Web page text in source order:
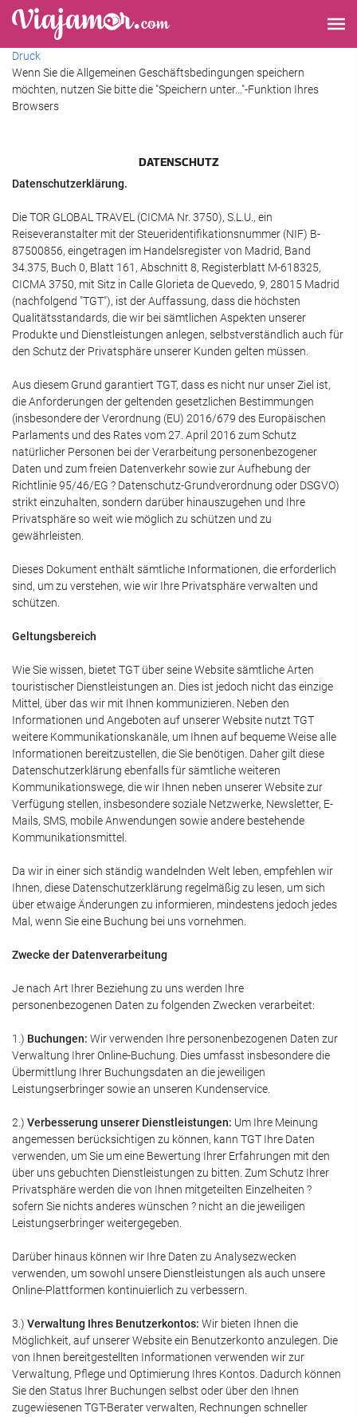
Druck
Wenn Sie die Allgemeinen Geschäftsbedingungen speichern
möchten, nutzen Sie bitte die "Speichern unter..."-Funktion Ihres
Browsers
DATENSCHUTZ
Datenschutzerklärung.
Die TOR GLOBAL TRAVEL (CICMA Nr. 3750), S.L.U., ein
Reiseveranstalter mit der Steueridentifikationsnummer (NIF) B-
87500856, eingetragen im Handelsregister von Madrid, Band
34.375, Buch 0, Blatt 161, Abschnitt 8, Registerblatt M-618325,
CICMA 3750, mit Sitz in Calle Glorieta de Quevedo, 9, 28015 Madrid
(nachfolgend "TGT"), ist der Auffassung, dass die höchsten
Qualitätsstandards, die wir bei sämtlichen Aspekten unserer
Produkte und Dienstleistungen anlegen, selbstverständlich auch für
den Schutz der Privatsphäre unserer Kunden gelten müssen.
Aus diesem Grund garantiert TGT, dass es nicht nur unser Ziel ist,
die Anforderungen der geltenden gesetzlichen Bestimmungen
(insbesondere der Verordnung (EU) 2016/679 des Europäischen
Parlaments und des Rates vom 27. April 2016 zum Schutz
natürlicher Personen bei der Verarbeitung personenbezogener
Daten und zum freien Datenverkehr sowie zur Aufhebung der
Richtlinie 95/46/EG ? Datenschutz-Grundverordnung oder DSGVO)
strikt einzuhalten, sondern darüber hinauszugehen und Ihre
Privatsphäre so weit wie möglich zu schützen und zu
gewährleisten.
Dieses Dokument enthält sämtliche Informationen, die erforderlich
sind, um zu verstehen, wie wir Ihre Privatsphäre verwalten und
schützen.
Geltungsbereich
Wie Sie wissen, bietet TGT über seine Website sämtliche Arten
touristischer Dienstleistungen an. Dies ist jedoch nicht das einzige
Mittel, über das wir mit Ihnen kommunizieren. Neben den
Informationen und Angeboten auf unserer Website nutzt TGT
weitere Kommunikationskanäle, um Ihnen auf bequeme Weise alle
Informationen bereitzustellen, die Sie benötigen. Daher gilt diese
Datenschutzerklärung ebenfalls für sämtliche weiteren
Kommunikationswege, die wir Ihnen neben unserer Website zur
Verfügung stellen, insbesondere soziale Netzwerke, Newsletter, E-
Mails, SMS, mobile Anwendungen sowie andere bestehende
Kommunikationsmittel.
Da wir in einer sich ständig wandelnden Welt leben, empfehlen wir
Ihnen, diese Datenschutzerklärung regelmäßig zu lesen, um sich
über etwaige Änderungen zu informieren, mindestens jedoch jedes
Mal, wenn Sie eine Buchung bei uns vornehmen.
Zwecke der Datenverarbeitung
Je nach Art Ihrer Beziehung zu uns werden Ihre
personenbezogenen Daten zu folgenden Zwecken verarbeitet:
1.) Buchungen: Wir verwenden Ihre personenbezogenen Daten zur
Verwaltung Ihrer Online-Buchung. Dies umfasst insbesondere die
Übermittlung Ihrer Buchungsdaten an die jeweiligen
Leistungserbringer sowie an unseren Kundenservice.
2.) Verbesserung unserer Dienstleistungen: Um Ihre Meinung
angemessen berücksichtigen zu können, kann TGT Ihre Daten
verwenden, um Sie um eine Bewertung Ihrer Erfahrungen mit den
über uns gebuchten Dienstleistungen zu bitten. Zum Schutz Ihrer
Privatsphäre werden die von Ihnen mitgeteilten Einzelheiten ?
sofern Sie nichts anderes wünschen ? nicht an die jeweiligen
Leistungserbringer weitergegeben.
Darüber hinaus können wir Ihre Daten zu Analysezwecken
verwenden, um sowohl unsere Dienstleistungen als auch unsere
Online-Plattformen kontinuierlich zu verbessern.
3.) Verwaltung Ihres Benutzerkontos: Wir bieten Ihnen die
Möglichkeit, auf unserer Website ein Benutzerkonto anzulegen. Die
von Ihnen bereitgestellten Informationen verwenden wir zur
Verwaltung, Pflege und Optimierung Ihres Kontos. Dadurch können
Sie den Status Ihrer Buchungen selbst oder über den Ihnen
zugewiesenen TGT-Berater verwalten, Rechnungen schneller